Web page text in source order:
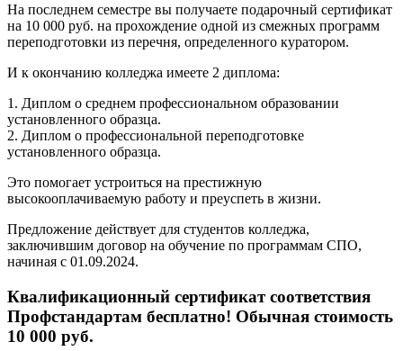
На последнем семестре вы получаете подарочный сертификат
на 10 000 руб. на прохождение одной из смежных программ
переподготовки из перечня, определенного куратором.
И к окончанию колледжа имеете 2 диплома:
1. Диплом о среднем профессиональном образовании
установленного образца.
2. Диплом о профессиональной переподготовке
установленного образца.
Это помогает устроиться на престижную
высокооплачиваемую работу и преуспеть в жизни.
Предложение действует для студентов колледжа,
заключившим договор на обучение по программам СПО,
начиная с 01.09.2024.
Квалификационный сертификат соответствия
Профстандартам бесплатно! Обычная стоимость
10 000 руб.